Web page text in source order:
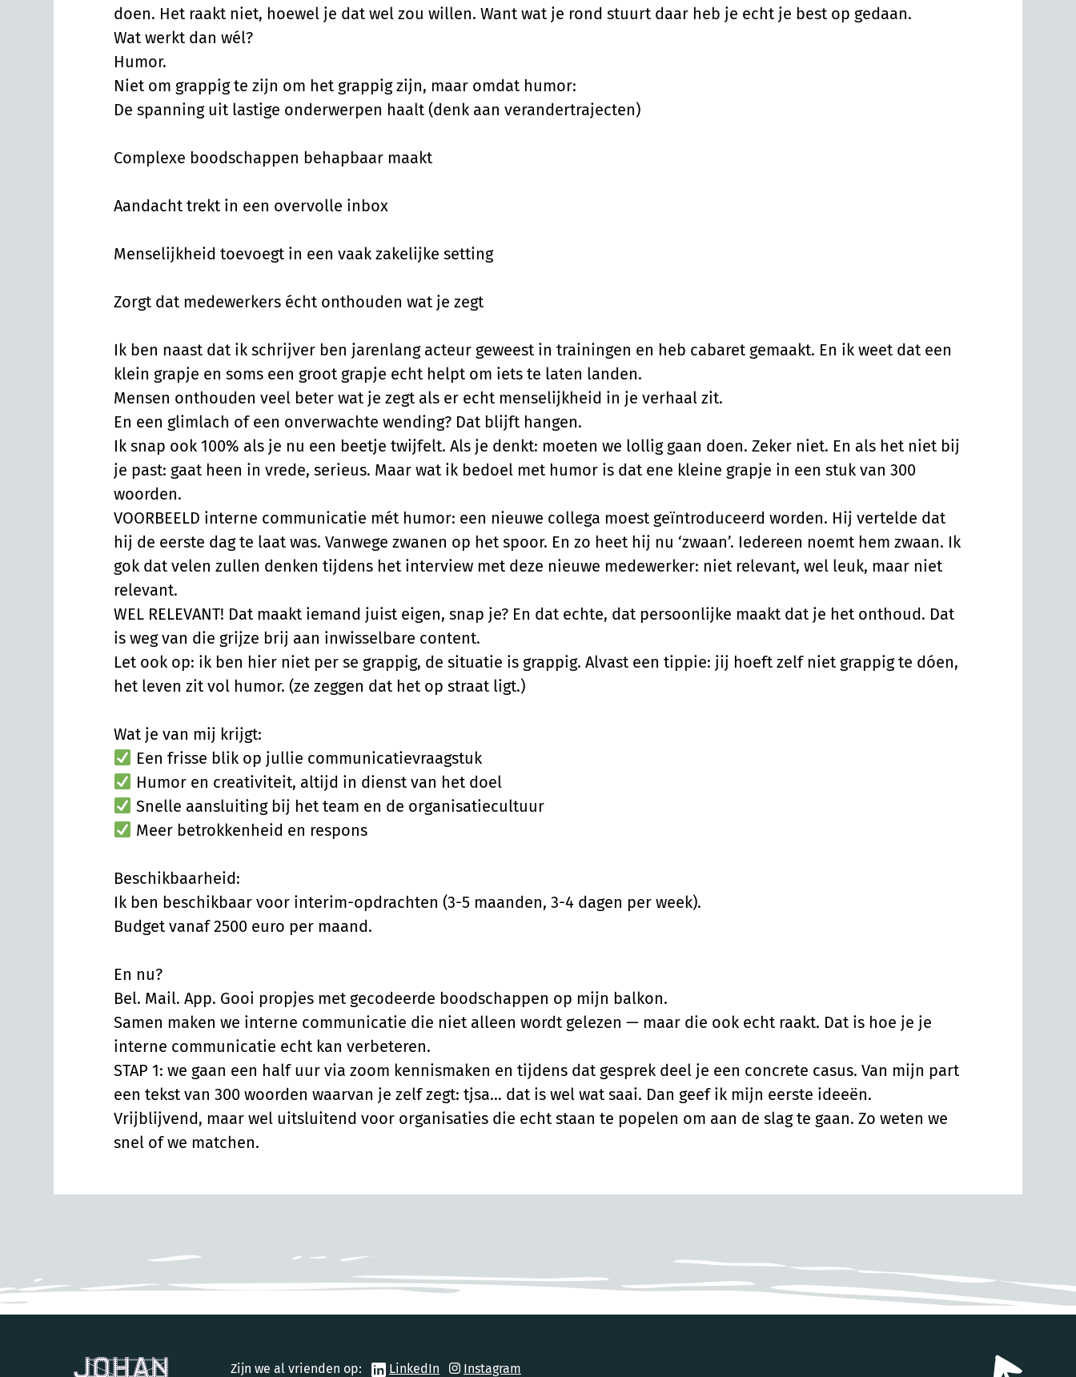
doen. Het raakt niet, hoewel je dat wel zou willen. Want wat je rond stuurt daar heb je echt je best op gedaan.
Wat werkt dan wél?
Humor.
Niet om grappig te zijn om het grappig zijn, maar omdat humor:
De spanning uit lastige onderwerpen haalt (denk aan verandertrajecten)
Complexe boodschappen behapbaar maakt
Aandacht trekt in een overvolle inbox
Menselijkheid toevoegt in een vaak zakelijke setting
Zorgt dat medewerkers écht onthouden wat je zegt
Ik ben naast dat ik schrijver ben jarenlang acteur geweest in trainingen en heb cabaret gemaakt. En ik weet dat een
klein grapje en soms een groot grapje echt helpt om iets te laten landen.
Mensen onthouden veel beter wat je zegt als er echt menselijkheid in je verhaal zit.
En een glimlach of een onverwachte wending? Dat blijft hangen.
Ik snap ook 100% als je nu een beetje twijfelt. Als je denkt: moeten we lollig gaan doen. Zeker niet. En als het niet bij
je past: gaat heen in vrede, serieus. Maar wat ik bedoel met humor is dat ene kleine grapje in een stuk van 300
woorden.
VOORBEELD interne communicatie mét humor: een nieuwe collega moest geïntroduceerd worden. Hij vertelde dat
hij de eerste dag te laat was. Vanwege zwanen op het spoor. En zo heet hij nu ‘zwaan’. Iedereen noemt hem zwaan. Ik
gok dat velen zullen denken tijdens het interview met deze nieuwe medewerker: niet relevant, wel leuk, maar niet
relevant.
WEL RELEVANT! Dat maakt iemand juist eigen, snap je? En dat echte, dat persoonlijke maakt dat je het onthoud. Dat
is weg van die grijze brij aan inwisselbare content.
Let ook op: ik ben hier niet per se grappig, de situatie is grappig. Alvast een tippie: jij hoeft zelf niet grappig te dóen,
het leven zit vol humor. (ze zeggen dat het op straat ligt.)
Wat je van mij krijgt:
Een frisse blik op jullie communicatievraagstuk
Humor en creativiteit, altijd in dienst van het doel
Snelle aansluiting bij het team en de organisatiecultuur
Meer betrokkenheid en respons
Beschikbaarheid:
Ik ben beschikbaar voor interim-opdrachten (3-5 maanden, 3-4 dagen per week).
Budget vanaf 2500 euro per maand.
En nu?
Bel. Mail. App. Gooi propjes met gecodeerde boodschappen op mijn balkon.
Samen maken we interne communicatie die niet alleen wordt gelezen — maar die ook echt raakt. Dat is hoe je je
interne communicatie echt kan verbeteren.
STAP 1: we gaan een half uur via zoom kennismaken en tijdens dat gesprek deel je een concrete casus. Van mijn part
een tekst van 300 woorden waarvan je zelf zegt: tjsa… dat is wel wat saai. Dan geef ik mijn eerste ideeën.
Vrijblijvend, maar wel uitsluitend voor organisaties die echt staan te popelen om aan de slag te gaan. Zo weten we
snel of we matchen.
Zijn we al vrienden op: LinkedIn Instagram